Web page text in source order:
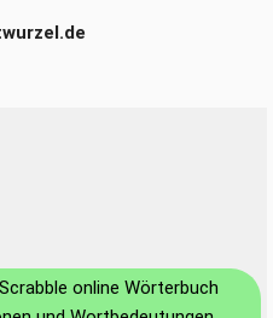
online Wörterbuch